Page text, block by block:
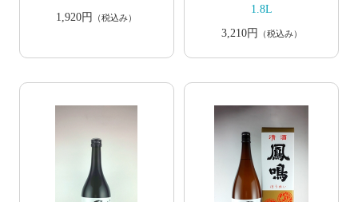
1,920円
（税込み）
1.8L
3,210円
（税込み）